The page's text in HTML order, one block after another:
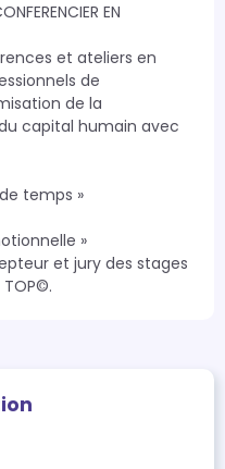
EN
et ateliers en
de
de la
capital humain avec
temps »
»
et jury des stages